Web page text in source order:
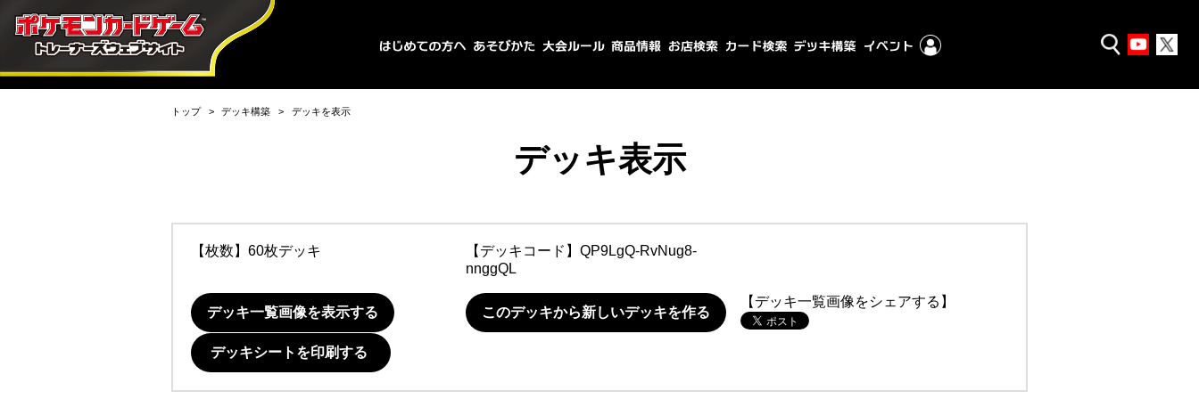
トップ デッキ構築 デッキを表示
デッキ表示
【枚数】60枚デッキ 【デッキコード】 QP9LgQ-RvNug8-
nnggQL
デッキ一覧画像を表示する このデッキから新しいデッキを作る
【デッキ一覧画像をシェアする】
デッキシートを印刷する